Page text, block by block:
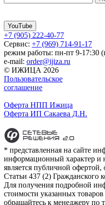
YouTube
+7 (905) 222-40-77
Сервис: +7 (969) 714-91-17
режим работы: пн-пт 9-
e-mail: order@ijiza.ru
© ИЖИЦА 2026
Пользовательское
соглашение
Оферта НПП Ижица
Оферта ИП Сакаева Д.Н.
* представленная на сайте
информационный характер и
является публичной
Статьи 437 (2) Гражданского
Для получения подробной
стоимости указанных
обращайтесь к менеджеру по